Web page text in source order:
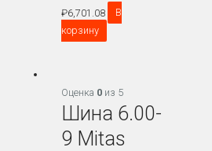
₽6,701.08
В
корзину
Оценка 0 из 5
Шина 6.00-
9 Mitas